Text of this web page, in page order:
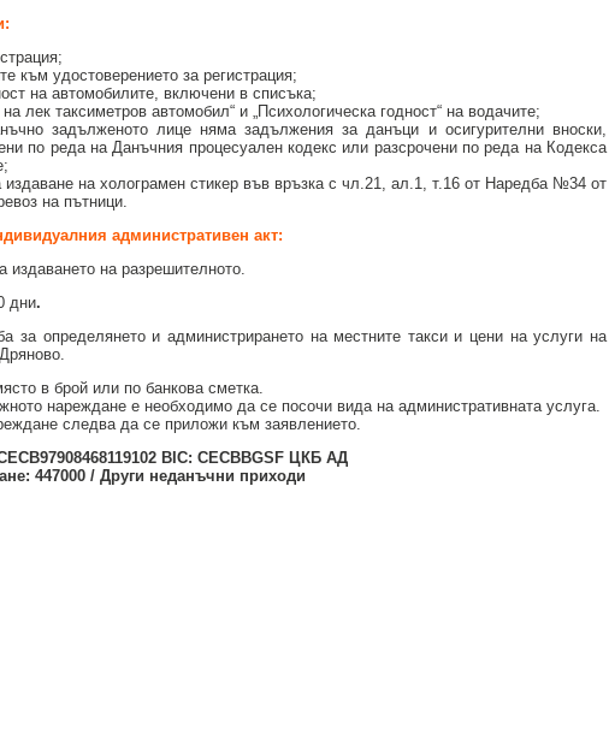
към удостоверението за регистрация;
на автомобилите, включени в списъка;
лек таксиметров автомобил“ и „Психологическа годност“ на водачите;
задълженото лице няма задължения за данъци и осигурителни вноски,
по реда на Данъчния процесуален кодекс или разсрочени по реда на Кодекса
издаване на холограмен стикер във връзка с чл.21, ал.1, т.16 от Наредба №34 от
на пътници.
административен акт:
издаването на разрешителното.
дни.
за определянето и администрирането на местните такси и цени на услуги на
в брой или по банкова сметка.
нареждане е необходимо да се посочи вида на административната услуга.
следва да се приложи към заявлението.
BIC: CECBBGSF ЦКБ АД
447000 / Други неданъчни приходи